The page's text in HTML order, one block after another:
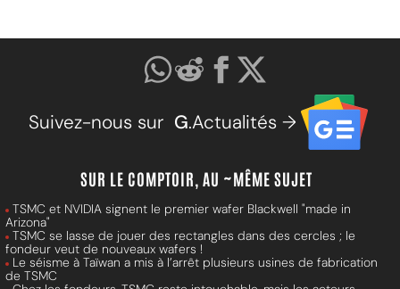
Suivez-nous sur G.Actualités →
SUR LE COMPTOIR, AU ~MÊME SUJET
TSMC et NVIDIA signent le premier wafer Blackwell "made in
Arizona"
TSMC se lasse de jouer des rectangles dans des cercles ; le
fondeur veut de nouveaux wafers !
Le séisme à Taïwan a mis à l’arrêt plusieurs usines de fabrication
de TSMC